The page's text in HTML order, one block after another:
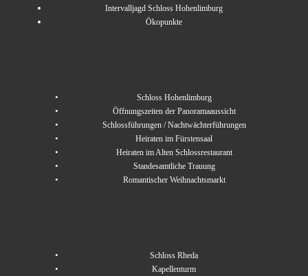
Intervalljagd Schloss Hohenlimburg
Ökopunkte
Schloss Hohenlimburg
Öffnungszeiten der Panoramaaussicht
Schlossführungen / Nachtwächterführungen
Heiraten im Fürstensaal
Heiraten im Alten Schlossrestaurant
Standesamtliche Trauung
Romantischer Weihnachtsmarkt
Schloss Rheda
Kapellenturm